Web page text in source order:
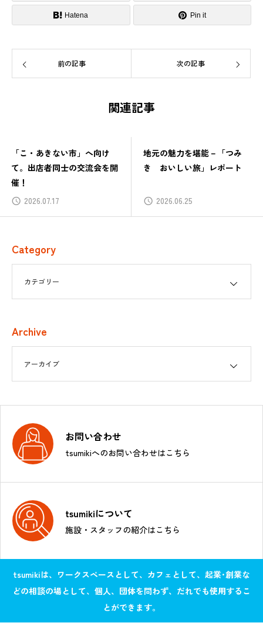
Hatena Pin it
前の記事 次の記事
関連記事
「こ・あきない市」へ向け
て。出店者同士の交流会を開
催！
2026.07.17
地元の魅力を堪能－「つみ
き おいしい旅」レポート
2026.06.25
Category
Archive
お問い合わせ
tsumikiへのお問い合わせはこちら
tsumikiについて
施設・スタッフの紹介はこちら
tsumikiは、ワークスペースとして、カフェとして、起業･創業な
どの相談の場として、個人、団体を問わず、だれでも使用するこ
とができます。